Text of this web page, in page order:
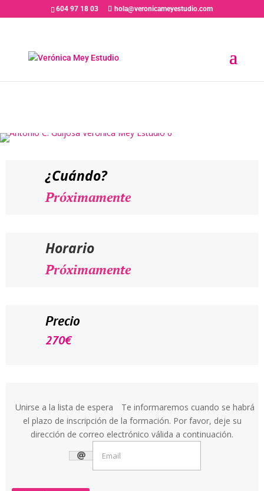
604 97 18 03 hola@veronicameyestudio.com
PRÓXIMAMENTE// ANTONIO C.
GUIJOSA – Taller Actoral
¿Cuándo?
Próximamente
Horario
Próximamente
Precio
270€
Unirse a la lista de espera
Te informaremos cuando se habrá
el plazo de inscripción de la formación. Por favor, deje su
dirección de correo electrónico válida a continuación.